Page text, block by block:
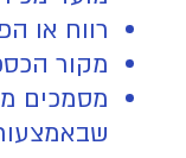
רווח או
מקור
מסמכים